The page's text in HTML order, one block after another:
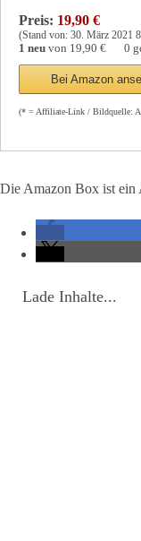
Preis: 19,90 €
(Stand von: 30. März 2021
1 neu von 19,90 € 0
Bei Amazon
(* = Affiliate-Link / Bildquelle:
Die Amazon Box ist
Lade Inhalte...